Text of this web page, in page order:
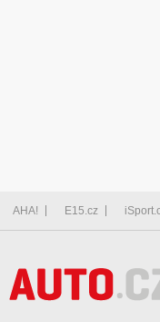
AHA! E15.cz